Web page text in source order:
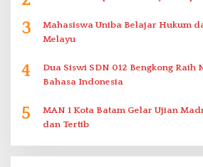
3
Mahasiswa Uniba Belajar Hukum
Melayu
4
Dua Siswi SDN 012 Bengkong Raih
Bahasa Indonesia
5
MAN 1 Kota Batam Gelar Ujian
dan Tertib